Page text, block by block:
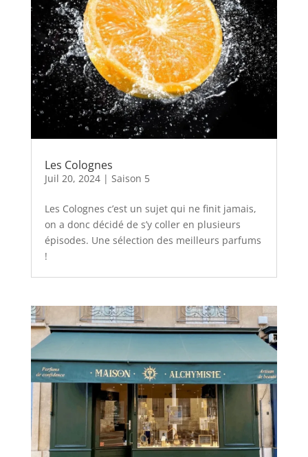
Les Colognes
Juil 20, 2024| Saison 5
Les Colognes c’est un sujet qui ne finit jamais,
on a donc décidé de s’y coller en plusieurs
épisodes. Une sélection des meilleurs parfums
!